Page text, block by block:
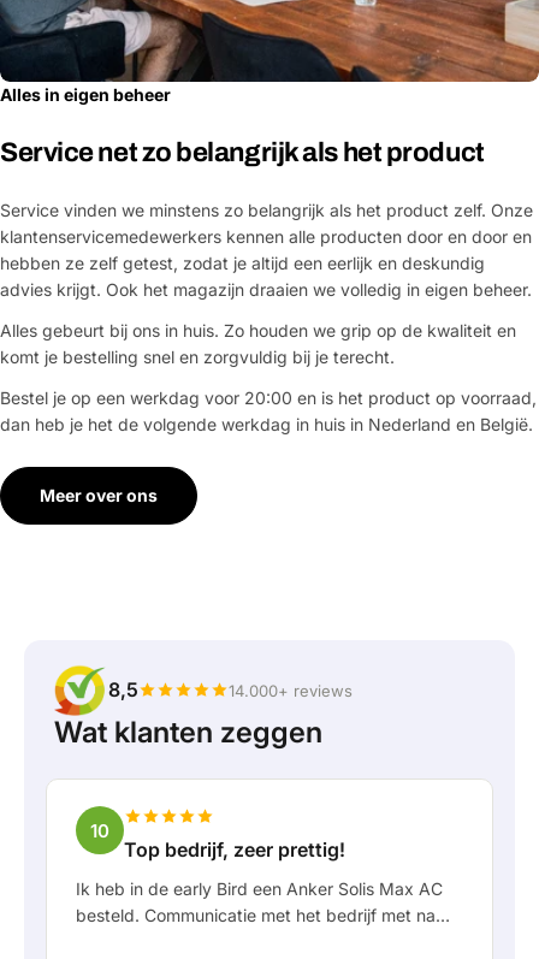
Alles in eigen beheer
Service net zo belangrijk als het product
Service vinden we minstens zo belangrijk als het product zelf. Onze
klantenservicemedewerkers kennen alle producten door en door en
hebben ze zelf getest, zodat je altijd een eerlijk en deskundig
advies krijgt. Ook het magazijn draaien we volledig in eigen beheer.
Alles gebeurt bij ons in huis. Zo houden we grip op de kwaliteit en
komt je bestelling snel en zorgvuldig bij je terecht.
Bestel je op een werkdag voor 20:00 en is het product op voorraad,
dan heb je het de volgende werkdag in huis in Nederland en België.
Meer over ons
8,5 14.000+ reviews
Wat klanten zeggen
10
Top bedrijf, zeer prettig!
Ik heb in de early Bird een Anker Solis Max AC
besteld. Communicatie met het bedrijf met name